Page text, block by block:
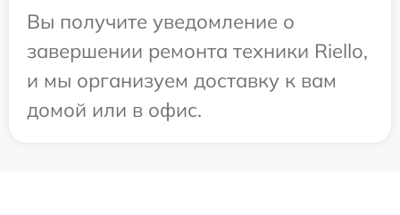
Вы получите уведомление о
завершении ремонта техники Riello,
и мы организуем доставку к вам
домой или в офис.